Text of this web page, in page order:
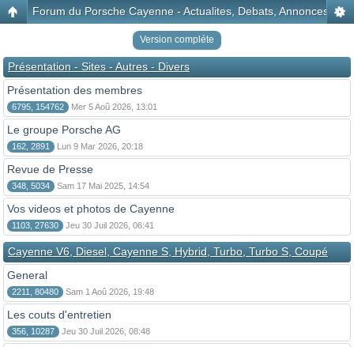
Forum du Porsche Cayenne - Actualites, Debats, Annonces,
Version compléte
Présentation - Sites - Autres - Divers
Présentation des membres
6795, 154762 Mer 5 Aoû 2026, 13:01
Le groupe Porsche AG
162, 2891 Lun 9 Mar 2026, 20:18
Revue de Presse
348, 5034 Sam 17 Mai 2025, 14:54
Vos videos et photos de Cayenne
1103, 27630 Jeu 30 Juil 2026, 06:41
Cayenne V6, Diesel, Cayenne S, Hybrid, Turbo, Turbo S, Coupé
General
2211, 80480 Sam 1 Aoû 2026, 19:48
Les couts d'entretien
356, 10287 Jeu 30 Juil 2026, 08:48